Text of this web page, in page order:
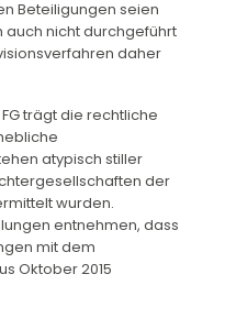
Beteiligungen seien
nicht durchgeführt
daher
trägt die rechtliche
atypisch stiller
der
wurden.
entnehmen, dass
mit dem
Oktober 2015